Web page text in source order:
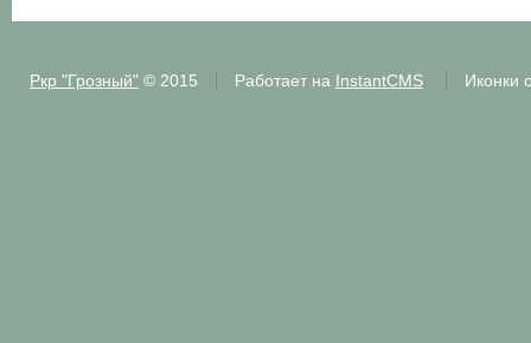
Ркр "Грозный"© 2015 Работает на InstantCMS Иконки